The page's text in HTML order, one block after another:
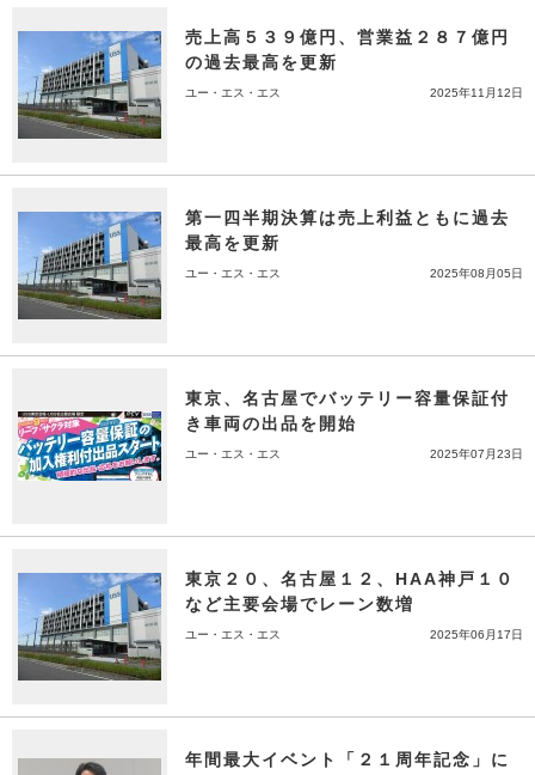
売上高５３９億円、営業益２８７億円
の過去最高を更新
ユー・エス・エス 2025年11月12日
第一四半期決算は売上利益ともに過去
最高を更新
ユー・エス・エス 2025年08月05日
東京、名古屋でバッテリー容量保証付
き車両の出品を開始
ユー・エス・エス 2025年07月23日
東京２０、名古屋１２、HAA神戸１０
など主要会場でレーン数増
ユー・エス・エス 2025年06月17日
年間最大イベント「２１周年記念」に